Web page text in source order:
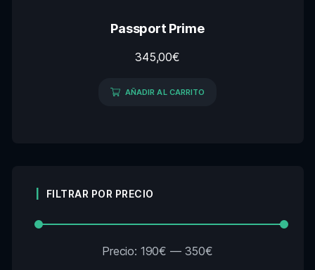
Passport Prime
345,00€
AÑADIR AL CARRITO
FILTRAR POR PRECIO
Precio: 190€ — 350€